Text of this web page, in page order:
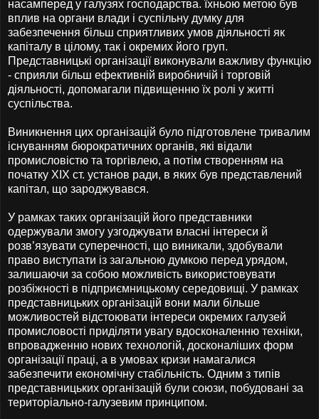
насамперед у галузях господарства. їхньою метою був
вплив на органи влади і суспільну думку для
забезпечення більш сприятливих умов діяльності як
капіталу в цілому, так і окремих його груп.
Представницькі організації виконували важливу функцію
- сприяли більш ефективній виробничій і торговій
діяльності, допомагали підвищенню їх ролі у житті
суспільства.
Виникнення цих організацій було підготовлене тривалим
існуванням бюрократичних органів, які відали
промисловістю та торгівлею, а потім створенням на
початку XIX ст. установ ради, в яких був представлений
капітал, що зароджувався.
У рамках таких організацій його представники
одержували змогу узгоджувати власні інтереси й
розв’язувати суперечності, що виникали, здобували
право виступати із загальною думкою перед урядом,
залишаючи за собою можливість використовувати
розбіжності в підприємницькому середовищі. У рамках
представницьких організацій вони мали більше
можливостей відстоювати інтереси окремих галузей
промисловості приділяти увагу вдосконаленню техніки,
впровадженню нових технологій, досконаліших форм
організації праці, а в умовах кризи намагалися
забезпечити економічну стабільність. Одним з типів
представницьких організацій були союзи, побудовані за
територіально-галузевим принципом.